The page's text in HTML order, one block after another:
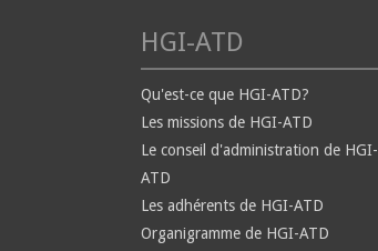
HGI-ATD
Qu'est-ce que HGI-ATD?
Les missions de HGI-ATD
Le conseil d'administration de HGI-
ATD
Les adhérents de HGI-ATD
Organigramme de HGI-ATD